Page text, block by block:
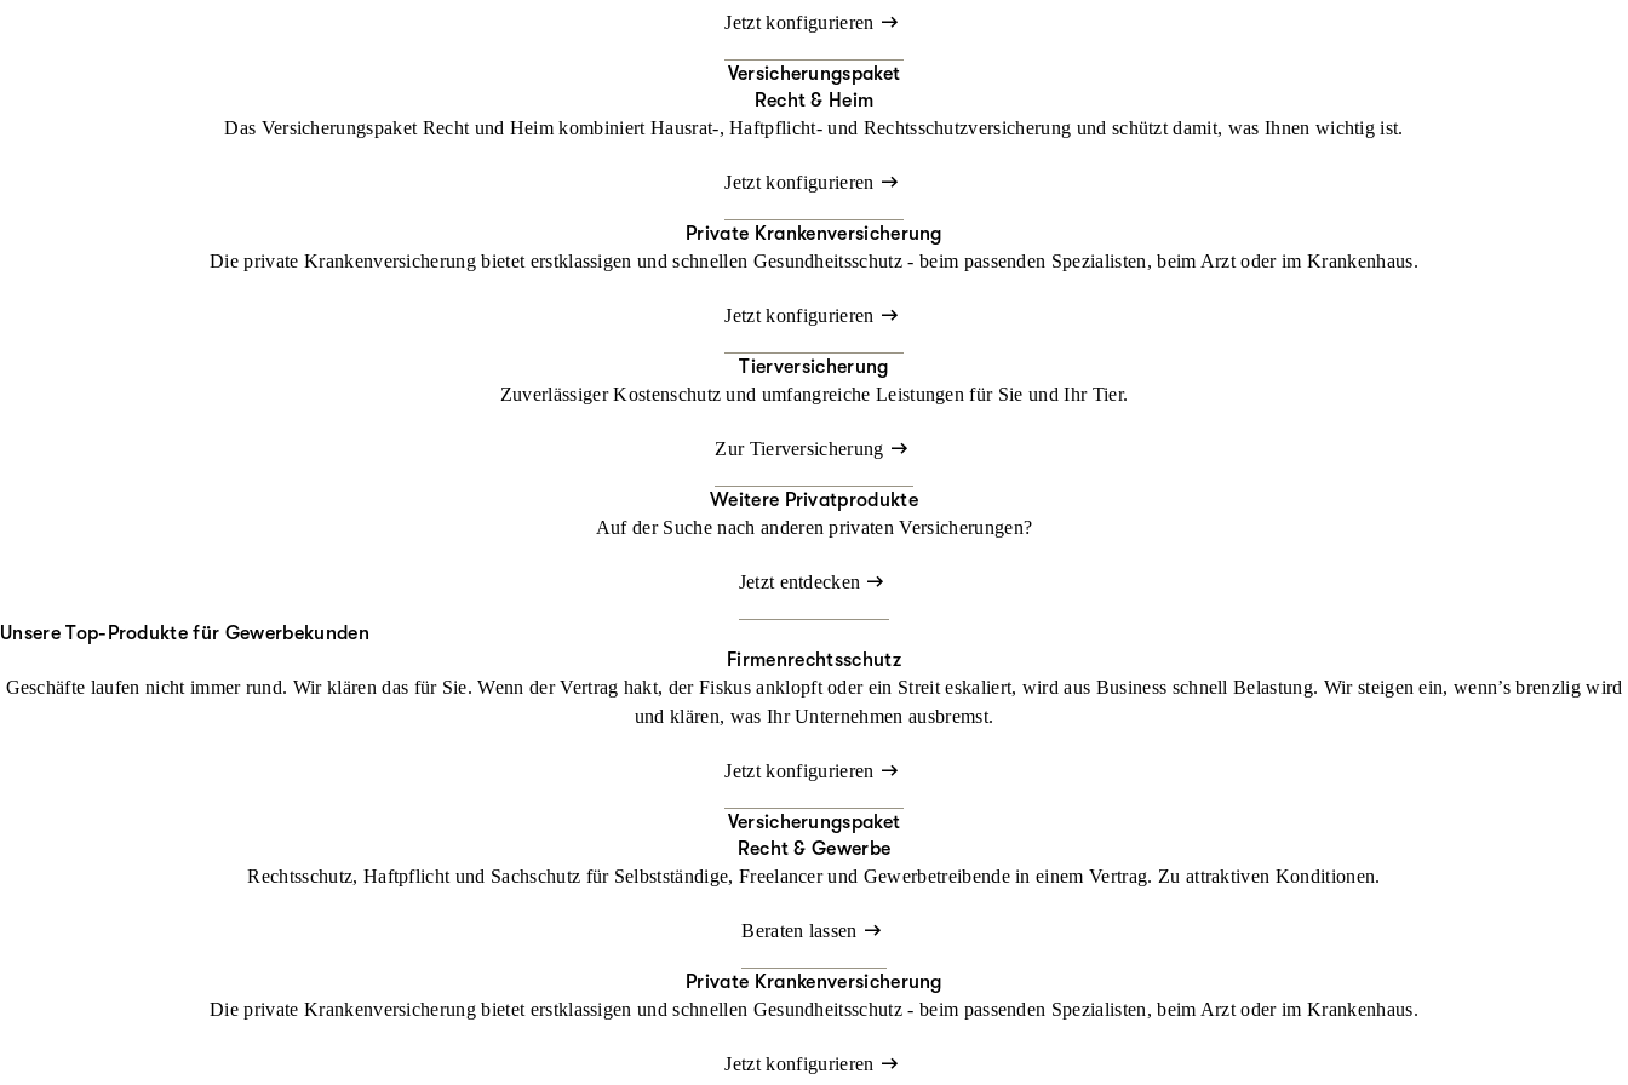
Jetzt konfigurieren
Versicherungspaket
Recht & Heim
Das Versicherungspaket Recht und Heim kombiniert Hausrat-, Haftpflicht- und Rechtsschutzversicherung und schützt damit, was Ihnen wichtig ist.
Jetzt konfigurieren
Private Krankenversicherung
Die private Krankenversicherung bietet erstklassigen und schnellen Gesundheitsschutz - beim passenden Spezialisten, beim Arzt oder im Krankenhaus.
Jetzt konfigurieren
Tierversicherung
Zuverlässiger Kostenschutz und umfangreiche Leistungen für Sie und Ihr Tier.
Zur Tierversicherung
Weitere Privatprodukte
Auf der Suche nach anderen privaten Versicherungen?
Jetzt entdecken
Unsere Top-Produkte für Gewerbekunden
Firmenrechtsschutz
Geschäfte laufen nicht immer rund. Wir klären das für Sie. Wenn der Vertrag hakt, der Fiskus anklopft oder ein Streit eskaliert, wird aus Business schnell Belastung. Wir steigen ein, wenn’s brenzlig wird
und klären, was Ihr Unternehmen ausbremst.
Jetzt konfigurieren
Versicherungspaket
Recht & Gewerbe
Rechtsschutz, Haftpflicht und Sachschutz für Selbstständige, Freelancer und Gewerbetreibende in einem Vertrag. Zu attraktiven Konditionen.
Beraten lassen
Private Krankenversicherung
Die private Krankenversicherung bietet erstklassigen und schnellen Gesundheitsschutz - beim passenden Spezialisten, beim Arzt oder im Krankenhaus.
Jetzt konfigurieren